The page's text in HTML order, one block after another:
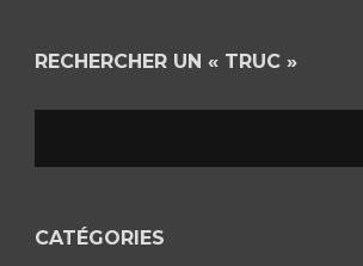
RECHERCHER UN « TRUC »
CATÉGORIES